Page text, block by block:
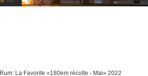
Rum: La Favorite «180em récolte - Mai» 2022